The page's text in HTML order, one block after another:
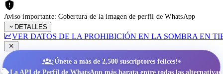
Aviso importante: Cobertura de la imagen de perfil de WhatsApp
DETALLES
VER DATOS DE LA PROHIBICIÓN EN LA SOMBRA EN
¡Únete a más de 2,500 suscriptores felices!•